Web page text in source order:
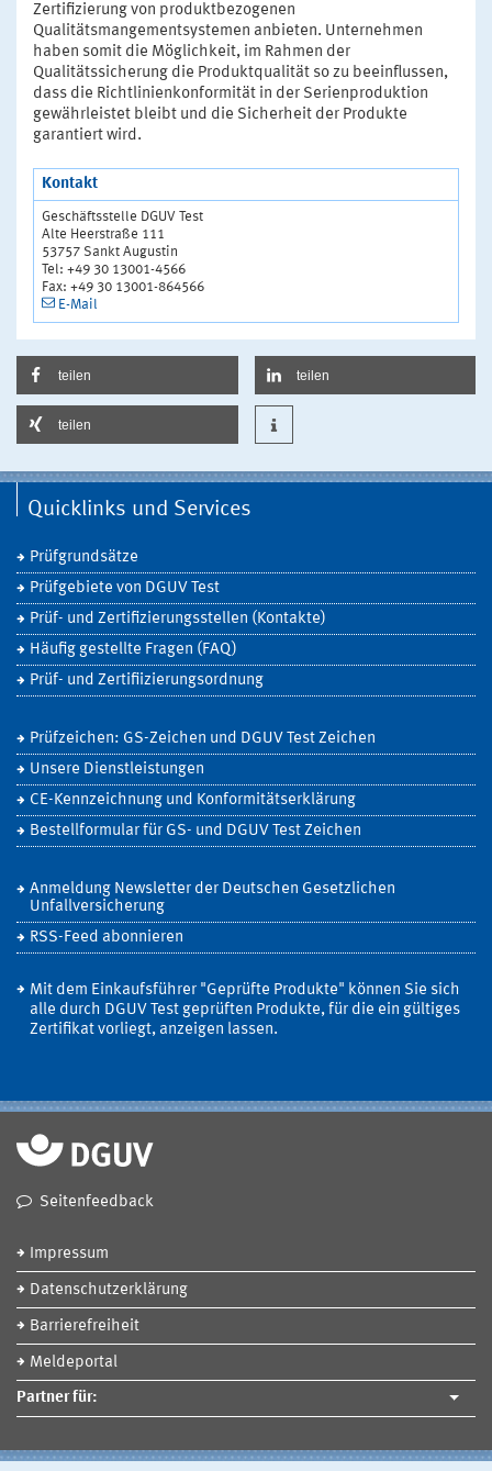
Zertifizierung von produktbezogenen
Qualitätsmangementsystemen anbieten. Unternehmen
haben somit die Möglichkeit, im Rahmen der
Qualitätssicherung die Produktqualität so zu beeinflussen,
dass die Richtlinienkonformität in der Serienproduktion
gewährleistet bleibt und die Sicherheit der Produkte
garantiert wird.
Kontakt
Geschäftsstelle DGUV Test
Alte Heerstraße 111
53757 Sankt Augustin
Tel: +49 30 13001-4566
Fax: +49 30 13001-864566
E-Mail
teilen teilen
teilen
Quicklinks und Services
Prüfgrundsätze
Prüfgebiete von DGUV Test
Prüf- und Zertifizierungsstellen (Kontakte)
Häufig gestellte Fragen (FAQ)
Prüf- und Zertifiizierungsordnung
Prüfzeichen: GS-Zeichen und DGUV Test Zeichen
Unsere Dienstleistungen
CE-Kennzeichnung und Konformitätserklärung
Bestellformular für GS- und DGUV Test Zeichen
Anmeldung Newsletter der Deutschen Gesetzlichen
Unfallversicherung
RSS-Feed abonnieren
Mit dem Einkaufsführer "Geprüfte Produkte" können Sie sich
alle durch DGUV Test geprüften Produkte, für die ein gültiges
Zertifikat vorliegt, anzeigen lassen.
Seitenfeedback
Impressum
Datenschutzerklärung
Barrierefreiheit
Meldeportal
Partner für: